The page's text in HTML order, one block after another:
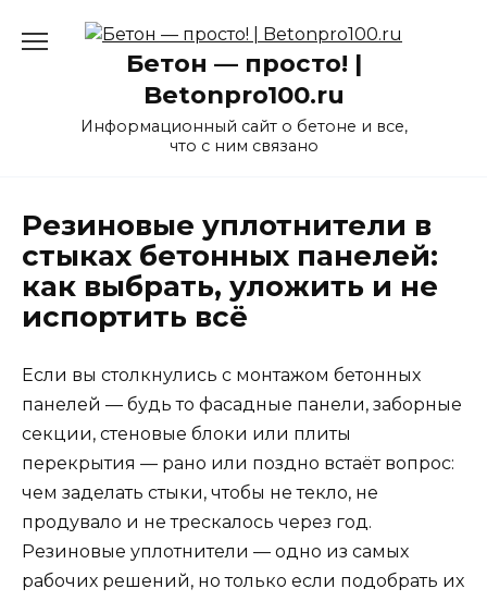
Бетон — просто! |
Betonpro100.ru
Информационный сайт о бетоне и все,
что с ним связано
Резиновые уплотнители в
стыках бетонных панелей:
как выбрать, уложить и не
испортить всё
Если вы столкнулись с монтажом бетонных
панелей — будь то фасадные панели, заборные
секции, стеновые блоки или плиты
перекрытия — рано или поздно встаёт вопрос:
чем заделать стыки, чтобы не текло, не
продувало и не трескалось через год.
Резиновые уплотнители — одно из самых
рабочих решений, но только если подобрать их